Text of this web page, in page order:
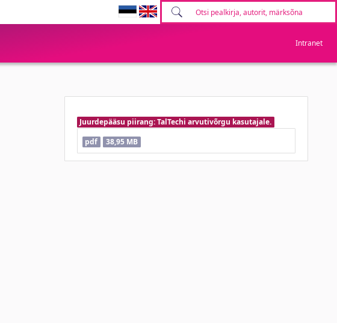
Intranet
Juurdepääsu piirang: TalTechi arvutivõrgu kasutajale.
pdf
38,95 MB